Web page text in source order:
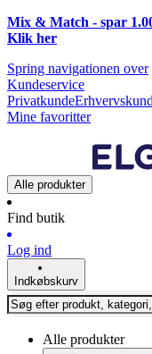
Mix & Match - spar
Klik her
Spring navigationen over
Kundeservice
Privatkunde
Mine favoritter
Alle produkter
Find butik
Log ind
Indkøbskurv
Alle produkter